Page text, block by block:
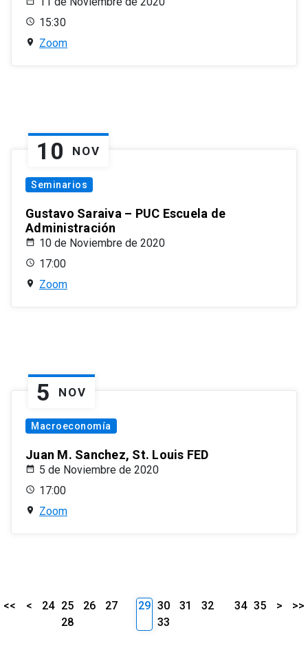
15:30
Zoom
10 NOV
Seminarios
Gustavo Saraiva – PUC Escuela de
Administración
10 de Noviembre de 2020
17:00
Zoom
5 NOV
Macroeconomía
Juan M. Sanchez, St. Louis FED
5 de Noviembre de 2020
17:00
Zoom
<< < 24 25 26
27
28
29 30 31
32
33
34 35 > >>